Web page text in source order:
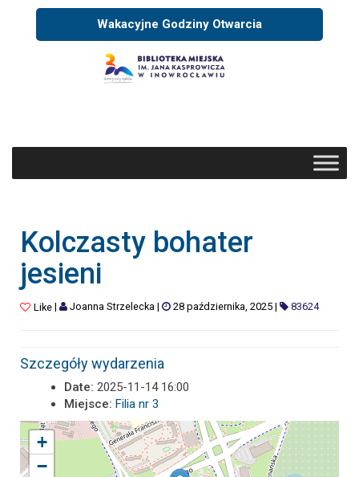
Wakacyjne Godziny Otwarcia
Kolczasty bohater
jesieni
Like| Joanna Strzelecka | 28 października, 2025| 83624
Szczegóły wydarzenia
Date: 2025-11-14 16:00
Miejsce: Filia nr 3
+
−